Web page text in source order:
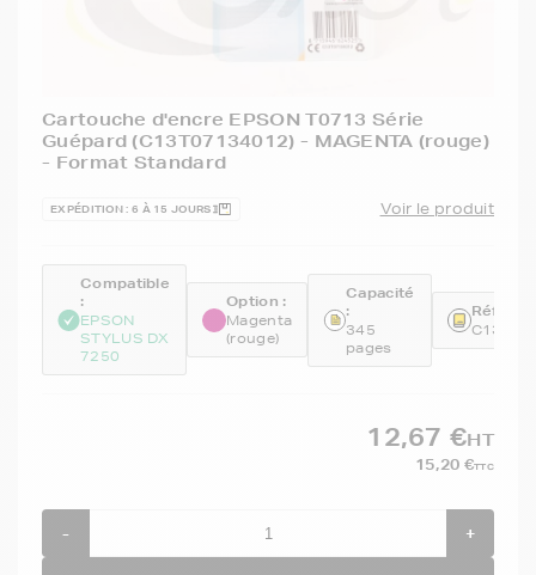
Cartouche d'encre EPSON T0713 Série
Guépard (C13T07134012) - MAGENTA (rouge)
- Format Standard
EXPÉDITION : 6 À 15 JOURS Voir le produit
Compatible
:
EPSON
STYLUS DX
7250
Option :
Magenta
(rouge)
Capacité
:
345
pages
12,67 €HT
15,20 €TTC
- +